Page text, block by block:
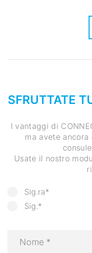
SFRUTTATE
I vantaggi di
ma avete ancora
Usate il nostro
Sig.ra*
Sig.*